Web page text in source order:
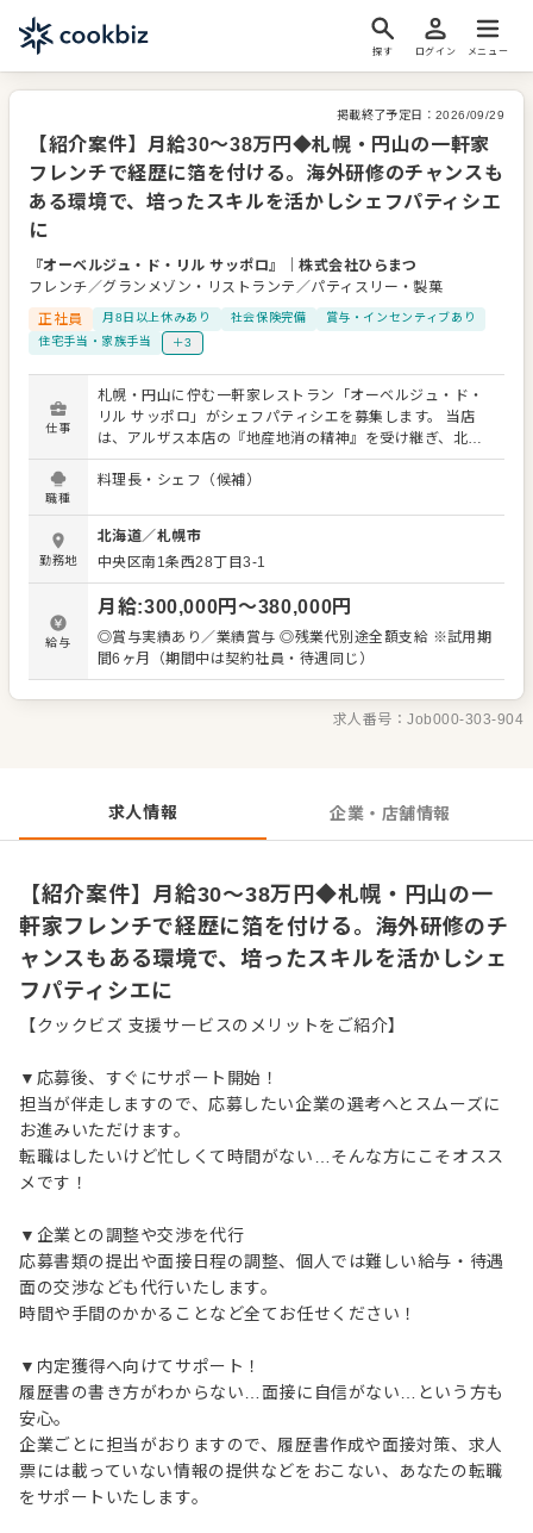
探す ログイン メニュー
掲載終了予定日： 2026/09/29
【紹介案件】月給30～38万円◆札幌・円山の一軒家
フレンチで経歴に箔を付ける。海外研修のチャンスも
ある環境で、培ったスキルを活かしシェフパティシエ
に
『オーベルジュ・ド・リル サッポロ』 ｜株式会社ひらまつ
フレンチ／グランメゾン・リストランテ／パティスリー・製菓
正社員
月8日以上休みあり 社会保険完備
賞与・インセンティブあり
住宅手当・家族手当
＋3
仕事
札幌・円山に佇む一軒家レストラン「オーベルジュ・ド・
リル サッポロ」がシェフパティシエを募集します。 当店
は、アルザス本店の『地産地消の精神』を受け継ぎ、北海
道ならではの素材の魅力と確かな技術で表現する最高峰の
フランス料理をお楽しみいただいているフレンチレストラ
す。 仕込み作業やオーダーメイク、盛り付けなど、製菓業
務におけるすべての業務をお任せします。 経験を活かし、
これまで培ってきたスキルを存分にいかして活躍してくだ
さい。 （主な業務内容） ・ペイストリー商品の品質管理
・デザートやパンの調理、在庫管理 ・食材調達 ・チームマ
ネジメント ・衛生美化 ・その他付帯業務 ＜魅力＞ ★ブラ
ンド力のある店舗で一流スキルが身につきます！ ★創業40
職からの復職率100％！ ★提携の海外レストランでの研修
きます。卓越したスキルを身につけたい方には、これ以上
ない環境です。
職種
料理長・シェフ（候補）
勤務地
北海道／札幌市
中央区南1条西28丁目3-1
給与
月給:300,000円〜380,000円
◎賞与実績あり／業績賞与 ◎残業代別途全額支給 ※試用期
間6ヶ月（期間中は契約社員・待遇同じ）
求人番号：Job000-303-904
求人情報 企業・店舗情報
【紹介案件】月給30～38万円◆札幌・円山の一
軒家フレンチで経歴に箔を付ける。海外研修のチ
ャンスもある環境で、培ったスキルを活かしシェ
フパティシエに
【クックビズ 支援サービスのメリットをご紹介】
▼応募後、すぐにサポート開始！
担当が伴走しますので、応募したい企業の選考へとスムーズに
お進みいただけます。
転職はしたいけど忙しくて時間がない…そんな方にこそオスス
メです！
▼企業との調整や交渉を代行
応募書類の提出や面接日程の調整、個人では難しい給与・待遇
面の交渉なども代行いたします。
時間や手間のかかることなど全てお任せください！
▼内定獲得へ向けてサポート！
履歴書の書き方がわからない…面接に自信がない…という方も
安心。
企業ごとに担当がおりますので、履歴書作成や面接対策、求人
票には載っていない情報の提供などをおこない、あなたの転職
をサポートいたします。